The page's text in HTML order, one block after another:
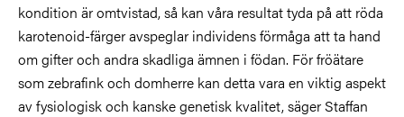
kondition är omtvistad, så kan våra resultat tyda på att röda
karotenoid-färger avspeglar individens förmåga att ta hand
om gifter och andra skadliga ämnen i födan. För fröätare
som zebrafink och domherre kan detta vara en viktig aspekt
av fysiologisk och kanske genetisk kvalitet, säger Staffan